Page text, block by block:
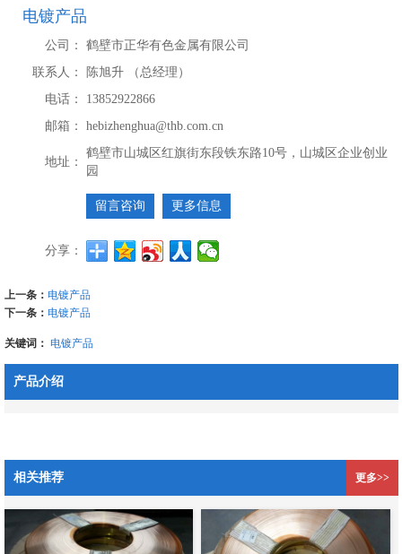
电镀产品
公司：
鹤壁市正华有色金属有限公司
联系人：
陈旭升 （总经理）
电话：
13852922866
邮箱：
hebizhenghua@thb.com.cn
地址：
鹤壁市山城区红旗街东段铁东路10号，山城区企业创业
园
留言咨询 更多信息
分享：
上一条： 电镀产品
下一条： 电镀产品
关键词： 电镀产品
产品介绍
相关推荐 更多>>